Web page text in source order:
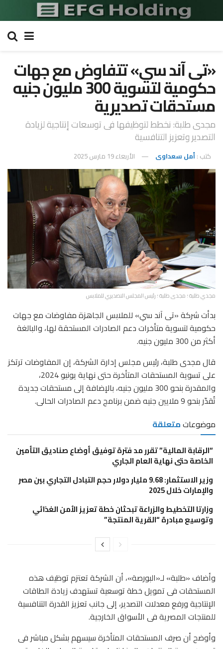
«تى آند سي» تتفاوض مع جهات
حكومية لتسوية 300 مليون جنيه
مستحقات تصديرية
مجدى طلبة: نخطط لتوظيفها فى توسعات إنتاجية لزيادة
التصدير وتعزيز التنافسية
كتب :أمل سعداوى الأربعاء 19 مارس 2025
مجدي طلبة ؛ مجدى طلبة ؛ رئيس المجلس التصديري للملابس
بدأت شركة «تى آند سي» للملابس الجاهزة مفاوضات مع جهات
حكومية لتسوية متأخرات دعم الصادرات المستحقة لها، والبالغة
أكثر من 300 مليون جنيه.
قال مجدى طلبة، رئيس مجلس إدارة الشركة، إن المفاوضات ترتكز
على تسوية المستحقات المتأخرة حتى نهاية يونيو 2024،
والمقدرة بنحو 300 مليون جنيه، بالإضافة إلى مستحقات جديدة
تُقدّر بنحو 9 ملايين جنيه ضمن برنامج دعم الصادرات الحالى.
موضوعاتمتعلقة
“الرقابة المالية” تقرر مد فترة توفيق أوضاع صناديق التأمين
الخاصة حتى نهاية العام الجاري
وزير الاستثمار: 9.68 مليار دولار حجم التبادل التجاري بين مصر
والإمارات خلال 2025
وزارتا التخطيط والزراعة تبحثان خطة تعزيز الأمن الغذائي
وتوسيع مبادرة “القرية المنتجة”
وأضاف «طلبة» لـ«البورصة»، أن الشركة تعتزم توظيف هذه
المستحقات فى تمويل خطة توسعية تستهدف زيادة الطاقات
الإنتاجية ورفع معدلات التصدير، إلى جانب تعزيز القدرة التنافسية
للمنتجات المصرية فى الأسواق الخارجية.
وأوضح أن صرف المستحقات المتأخرة سيسهم بشكل مباشر فى